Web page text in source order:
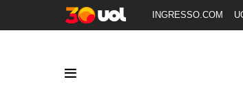
INGRESSO.COM